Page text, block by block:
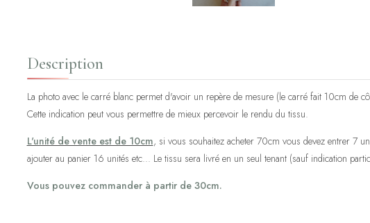
Description
La photo avec le carré blanc permet d'avoir un repère de mesure (le carré fait 10cm de
Cette indication peut vous permettre de mieux percevoir le rendu du tissu.
L'unité de vente est de 10cm, si vous souhaitez acheter 70cm vous devez entrer 7
ajouter au panier 16 unités etc... Le tissu sera livré en un seul tenant (sauf indication
Vous pouvez commander à partir de 30cm.